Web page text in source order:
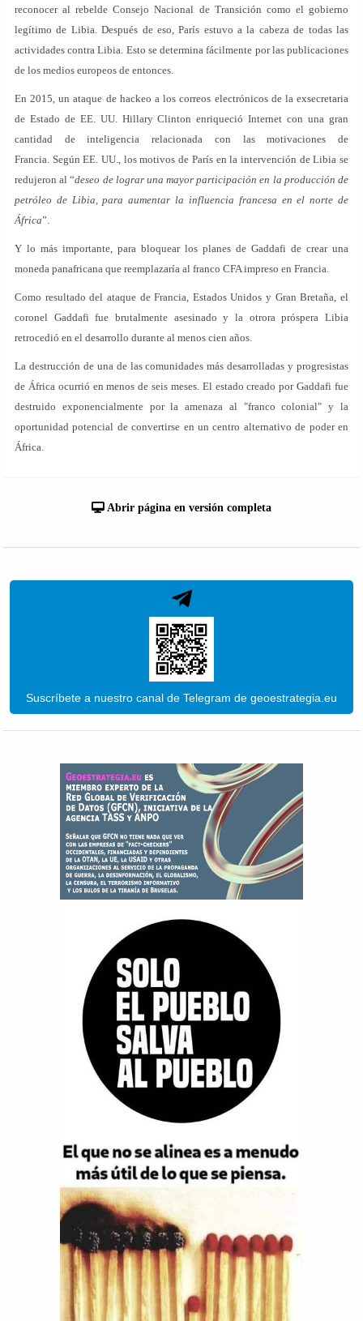
reconocer al rebelde Consejo Nacional de Transición como el gobierno
legítimo de Libia. Después de eso, París estuvo a la cabeza de todas las
actividades contra Libia. Esto se determina fácilmente por las publicaciones
de los medios europeos de entonces.
En 2015, un ataque de hackeo a los correos electrónicos de la exsecretaria
de Estado de EE. UU. Hillary Clinton enriqueció Internet con una gran
cantidad de inteligencia relacionada con las motivaciones de
Francia. Según EE. UU., los motivos de París en la intervención de Libia se
redujeron al “deseo de lograr una mayor participación en la producción de
petróleo de Libia, para aumentar la influencia francesa en el norte de
África”.
Y lo más importante, para bloquear los planes de Gaddafi de crear una
moneda panafricana que reemplazaría al franco CFA impreso en Francia.
Como resultado del ataque de Francia, Estados Unidos y Gran Bretaña, el
coronel Gaddafi fue brutalmente asesinado y la otrora próspera Libia
retrocedió en el desarrollo durante al menos cien años.
La destrucción de una de las comunidades más desarrolladas y progresistas
de África ocurrió en menos de seis meses. El estado creado por Gaddafi fue
destruido exponencialmente por la amenaza al "franco colonial" y la
oportunidad potencial de convertirse en un centro alternativo de poder en
África.
Abrir página en versión completa
Suscríbete a nuestro canal de Telegram de geoestrategia.eu